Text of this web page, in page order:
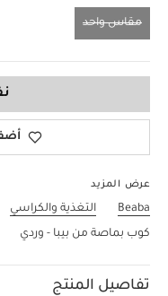
مقاس واحد
عرض المزيد
Beaba التغذية والكراسي
كوب بماصة من بيبا - وردي
تفاصيل المنتج